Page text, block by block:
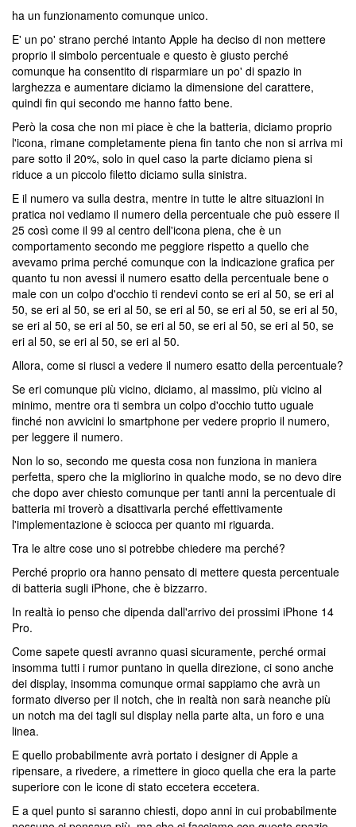
ha un funzionamento comunque unico.
E' un po' strano perché intanto Apple ha deciso di non mettere
proprio il simbolo percentuale e questo è giusto perché
comunque ha consentito di risparmiare un po' di spazio in
larghezza e aumentare diciamo la dimensione del carattere,
quindi fin qui secondo me hanno fatto bene.
Però la cosa che non mi piace è che la batteria, diciamo proprio
l'icona, rimane completamente piena fin tanto che non si arriva mi
pare sotto il 20%, solo in quel caso la parte diciamo piena si
riduce a un piccolo filetto diciamo sulla sinistra.
E il numero va sulla destra, mentre in tutte le altre situazioni in
pratica noi vediamo il numero della percentuale che può essere il
25 così come il 99 al centro dell'icona piena, che è un
comportamento secondo me peggiore rispetto a quello che
avevamo prima perché comunque con la indicazione grafica per
quanto tu non avessi il numero esatto della percentuale bene o
male con un colpo d'occhio ti rendevi conto se eri al 50, se eri al
50, se eri al 50, se eri al 50, se eri al 50, se eri al 50, se eri al 50,
se eri al 50, se eri al 50, se eri al 50, se eri al 50, se eri al 50, se
eri al 50, se eri al 50, se eri al 50.
Allora, come si riusci a vedere il numero esatto della percentuale?
Se eri comunque più vicino, diciamo, al massimo, più vicino al
minimo, mentre ora ti sembra un colpo d'occhio tutto uguale
finché non avvicini lo smartphone per vedere proprio il numero,
per leggere il numero.
Non lo so, secondo me questa cosa non funziona in maniera
perfetta, spero che la migliorino in qualche modo, se no devo dire
che dopo aver chiesto comunque per tanti anni la percentuale di
batteria mi troverò a disattivarla perché effettivamente
l'implementazione è sciocca per quanto mi riguarda.
Tra le altre cose uno si potrebbe chiedere ma perché?
Perché proprio ora hanno pensato di mettere questa percentuale
di batteria sugli iPhone, che è bizzarro.
In realtà io penso che dipenda dall'arrivo dei prossimi iPhone 14
Pro.
Come sapete questi avranno quasi sicuramente, perché ormai
insomma tutti i rumor puntano in quella direzione, ci sono anche
dei display, insomma comunque ormai sappiamo che avrà un
formato diverso per il notch, che in realtà non sarà neanche più
un notch ma dei tagli sul display nella parte alta, un foro e una
linea.
E quello probabilmente avrà portato i designer di Apple a
ripensare, a rivedere, a rimettere in gioco quella che era la parte
superiore con le icone di stato eccetera eccetera.
E a quel punto si saranno chiesti, dopo anni in cui probabilmente